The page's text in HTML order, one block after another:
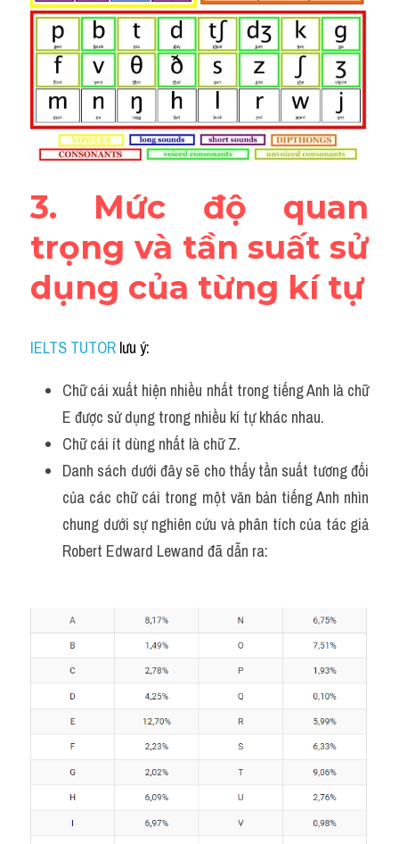
3. Mức độ quan
trọng và tần suất sử
dụng của từng kí tự
IELTS TUTOR lưu ý:
Chữ cái xuất hiện nhiều nhất trong tiếng Anh là chữ
E được sử dụng trong nhiều kí tự khác nhau.
Chữ cái ít dùng nhất là chữ Z.
Danh sách dưới đây sẽ cho thấy tần suất tương đối
của các chữ cái trong một văn bản tiếng Anh nhìn
chung dưới sự nghiên cứu và phân tích của tác giả
Robert Edward Lewand đã dẫn ra: